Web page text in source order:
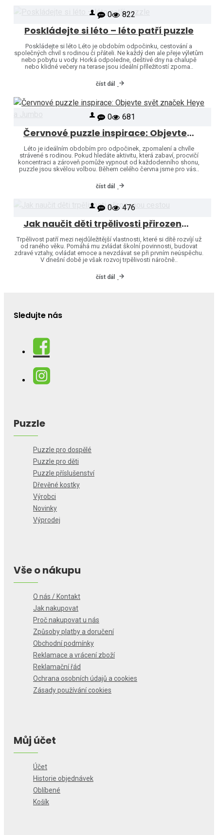
0 822
Poskládejte si léto – léto patří puzzle
Poskládejte si léto Léto je obdobím odpočinku, cestování a
společných chvil s rodinou či přáteli. Ne každý den ale přeje výletům
nebo pobytu u vody. Horká odpoledne, deštivé dny na chalupě
nebo klidné večery na terase jsou ideální příležitostí zpoma..
číst dál
0 681
Červnové puzzle inspirace: Objevte svět značek Heye a Jumbo
Léto je ideálním obdobím pro odpočinek, zpomalení a chvíle
strávené s rodinou. Pokud hledáte aktivitu, která zabaví, procvičí
koncentraci a zároveň pomůže vypnout od každodenního shonu,
puzzle jsou skvělou volbou. Během celého června jsme pro vás..
číst dál
0 476
Jak naučit děti trpělivosti přirozenou cestou
Trpělivost patří mezi nejdůležitější vlastnosti, které si dítě rozvíjí už
od raného věku. Pomáhá mu zvládat školní povinnosti, budovat
zdravé vztahy, ovládat emoce a nevzdávat se při prvním neúspěchu.
V dnešní době je však rozvoj trpělivosti náročně..
číst dál
Sledujte nás
Puzzle
Puzzle pro dospělé
Puzzle pro děti
Puzzle příslušenství
Dřevěné kostky
Výrobci
Novinky
Výprodej
Vše o nákupu
O nás / Kontakt
Jak nakupovat
Proč nakupovat u nás
Způsoby platby a doručení
Obchodní podmínky
Reklamace a vrácení zboží
Reklamační řád
Ochrana osobních údajů a cookies
Zásady používání cookies
Můj účet
Účet
Historie objednávek
Oblíbené
Košík